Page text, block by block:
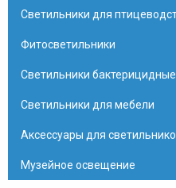
Светильники для
Фитосветильники
Светильники бактерицидные
Светильники для мебели
Аксессуары для
Музейное освещение